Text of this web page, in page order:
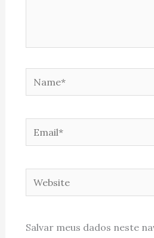
Name*
Email*
Website
Salvar meus dados neste